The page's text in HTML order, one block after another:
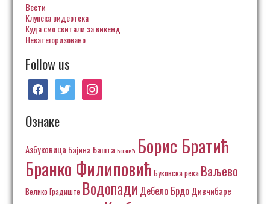
Вести
Клупска видеотека
Куда смо скитали за викенд
Некатегоризовано
Follow us
facebooktwitter instagram
Ознаке
Азбуковица Бајина Башта Богатић Борис Братић
Бранко Филиповић Буковска река Ваљево
Велико Градиште Водопади Дебело БрдоДивчибаре